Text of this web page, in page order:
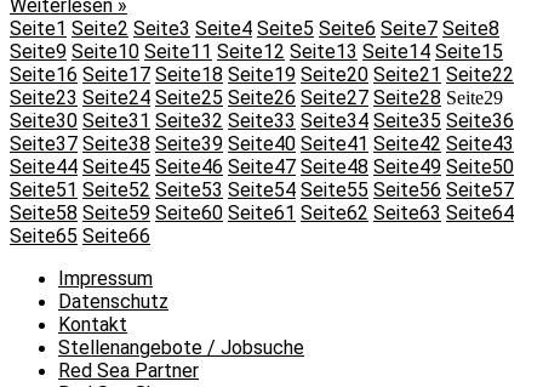
Weiterlesen »
Seite1 Seite2 Seite3 Seite4 Seite5 Seite6 Seite7 Seite8
Seite9 Seite10 Seite11 Seite12 Seite13 Seite14 Seite15
Seite16 Seite17 Seite18 Seite19 Seite20 Seite21 Seite22
Seite23 Seite24 Seite25 Seite26 Seite27 Seite28 Seite29
Seite30 Seite31 Seite32 Seite33 Seite34 Seite35 Seite36
Seite37 Seite38 Seite39 Seite40 Seite41 Seite42 Seite43
Seite44 Seite45 Seite46 Seite47 Seite48 Seite49 Seite50
Seite51 Seite52 Seite53 Seite54 Seite55 Seite56 Seite57
Seite58 Seite59 Seite60 Seite61 Seite62 Seite63 Seite64
Seite65 Seite66
Impressum
Datenschutz
Kontakt
Stellenangebote / Jobsuche
Red Sea Partner